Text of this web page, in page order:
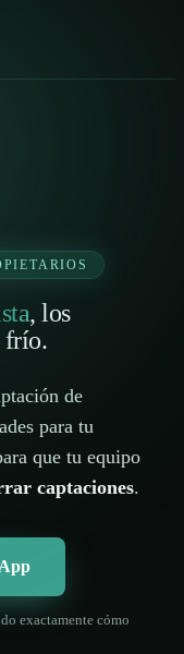
, los
frío.
de
para tu
que tu equipo
captaciones.
exactamente cómo